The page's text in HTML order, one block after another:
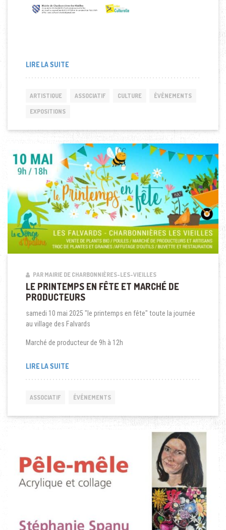
LIRE LA SUITE
ARTISTIQUE ASSOCIATIF CULTURE ÉVÉNEMENTS
EXPOSITIONS
PAR MAIRIE DE CHARBONNIÈRES-LES-VIEILLES
LE PRINTEMPS EN FÊTE ET MARCHÉ DE
PRODUCTEURS
samedi 10 mai 2025 "le printemps en fête" toute la journée
au village des Falvards
Marché de producteur de 9h à 12h
LIRE LA SUITE
ASSOCIATIF ÉVÉNEMENTS